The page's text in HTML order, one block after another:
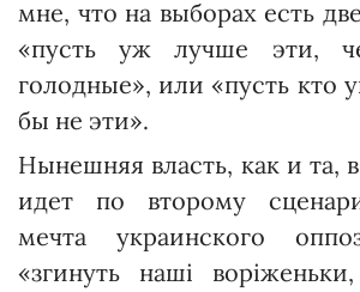
мне, что на выборах есть
«пусть уж лучше эти,
голодные», или «пусть кто
бы не эти».
Нынешняя власть, как и та,
идет по второму
мечта украинского
«згинуть наші